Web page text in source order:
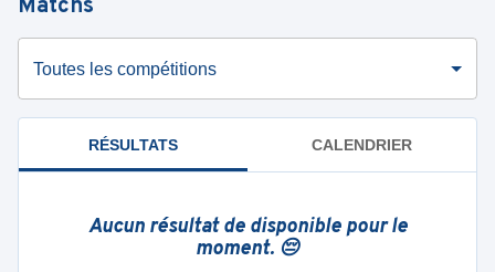
Matchs
Toutes les compétitions
RÉSULTATS CALENDRIER
Aucun résultat de disponible pour le
moment. 😔